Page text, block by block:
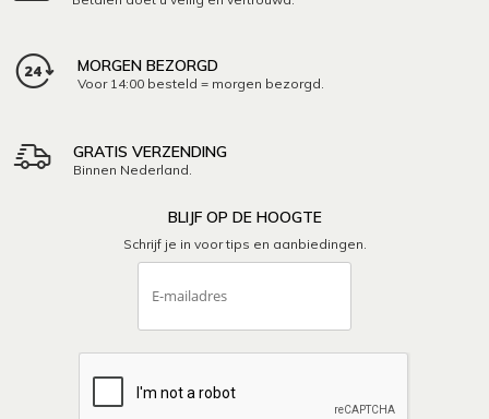
MORGEN BEZORGD
Voor 14:00 besteld = morgen bezorgd.
GRATIS VERZENDING
Binnen Nederland.
BLIJF OP DE HOOGTE
Schrijf je in voor tips en aanbiedingen.